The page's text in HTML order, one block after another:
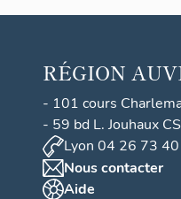
RÉGION
- 101 cours
- 59 bd L. Jouhaux
Lyon 04 26 73
Nous contacter
Aide